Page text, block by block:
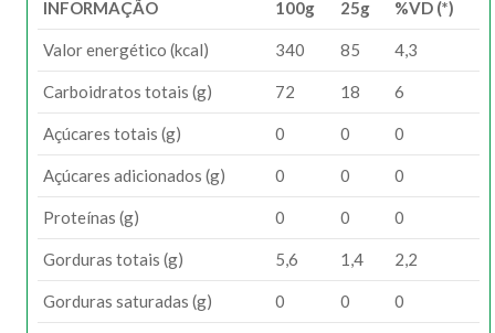
INFORMAÇÃO 100g 25g %VD (*)
Valor energético (kcal) 340 85 4,3
Carboidratos totais (g) 72 18 6
Açúcares totais (g) 0 0 0
Açúcares adicionados (g) 0 0 0
Proteínas (g) 0 0 0
Gorduras totais (g) 5,6 1,4 2,2
Gorduras saturadas (g) 0 0 0